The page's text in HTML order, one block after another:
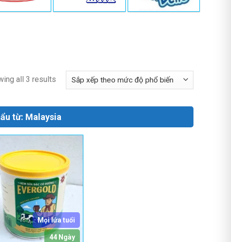
all 3 results
từ: Malaysia
Mọi lứa tuổi
44 Ngày